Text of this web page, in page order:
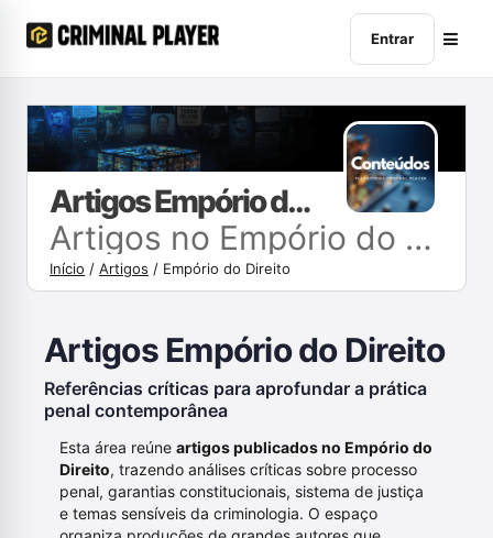
Entrar
Artigos Empório do Direito
Artigos no Empório do Direito
Início /Artigos / Empório do Direito
Artigos Empório do Direito
Referências críticas para aprofundar a prática
penal contemporânea
Esta área reúne artigos publicados no Empório do
Direito, trazendo análises críticas sobre processo
penal, garantias constitucionais, sistema de justiça
e temas sensíveis da criminologia. O espaço